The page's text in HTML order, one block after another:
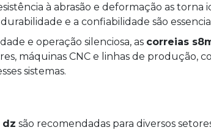
à abrasão e deformação as
e a confiabilidade são
e operação silenciosa, as correias
máquinas CNC e linhas de produção,
sistemas.
dz são recomendadas para diversos